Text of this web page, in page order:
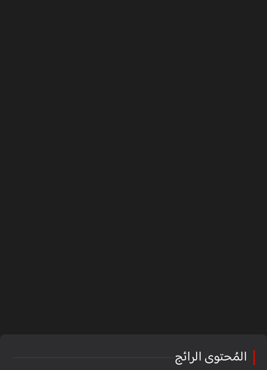
المُحتوى الرائج